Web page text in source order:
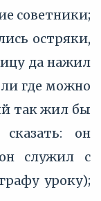
советники;
остряки,
да нажил
где можно
так жил бы
он
служил с
уроку);